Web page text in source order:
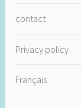
contact
Privacy policy
Français